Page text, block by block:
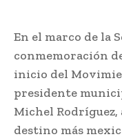
En el marco de la
conmemoración
inicio del
presidente
Michel
destino más